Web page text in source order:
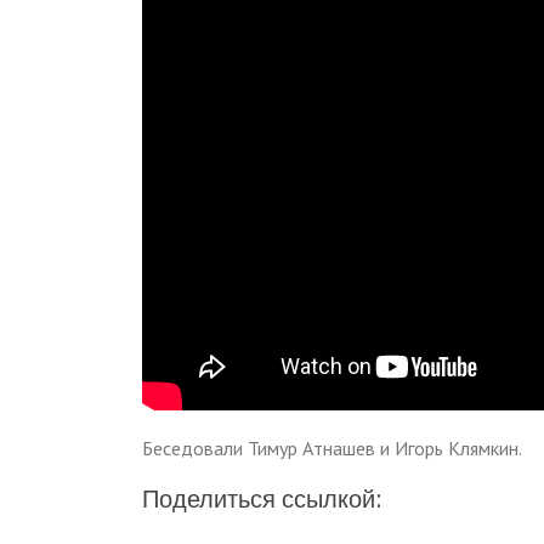
Беседовали Тимур Атнашев и Игорь Клямкин.
Поделиться ссылкой: